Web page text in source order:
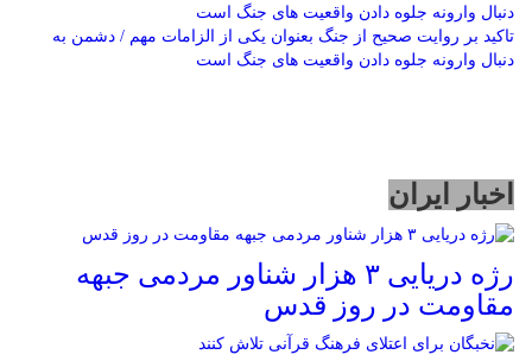
تاکید بر روایت صحیح از جنگ بعنوان یکی از الزامات مهم / دشمن به
دنبال وارونه جلوه دادن واقعیت های جنگ است
اخبار ایران
رژه دریایی ۳ هزار شناور مردمی جبهه
مقاومت در روز قدس